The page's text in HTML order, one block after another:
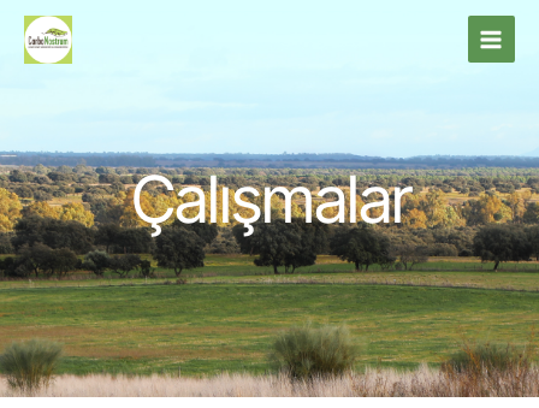
İçeriğe
atla
Çalışmalar